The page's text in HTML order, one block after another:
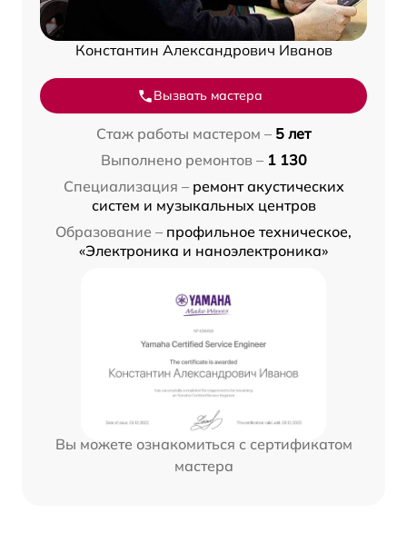
Константин Александрович Иванов
Вызвать мастера
Стаж работы мастером – 5 лет
Выполнено ремонтов – 1 130
Специализация – ремонт акустических
систем и музыкальных центров
Образование – профильное техническое,
«Электроника и наноэлектроника»
Вы можете ознакомиться с сертификатом
мастера